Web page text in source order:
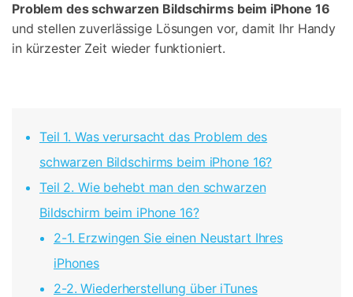
Problem des schwarzen Bildschirms beim iPhone 16
und stellen zuverlässige Lösungen vor, damit Ihr Handy
in kürzester Zeit wieder funktioniert.
Teil 1. Was verursacht das Problem des
schwarzen Bildschirms beim iPhone 16?
Teil 2. Wie behebt man den schwarzen
Bildschirm beim iPhone 16?
2-1. Erzwingen Sie einen Neustart Ihres
iPhones
2-2. Wiederherstellung über iTunes